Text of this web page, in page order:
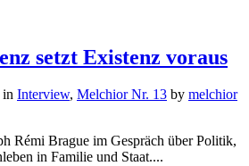
setzt Existenz voraus
in Interview, Melchior Nr. 13 by melchior
Rémi Brague im Gespräch über Politik,
in Familie und Staat....